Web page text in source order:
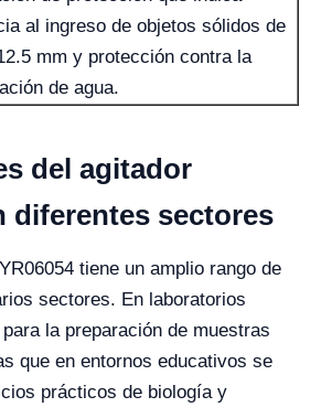
al ingreso de objetos sólidos de
mm y protección contra la
de agua.
del agitador
diferentes sectores
tiene un amplio rango de
sectores. En laboratorios
la preparación de muestras
que en entornos educativos se
prácticos de biología y